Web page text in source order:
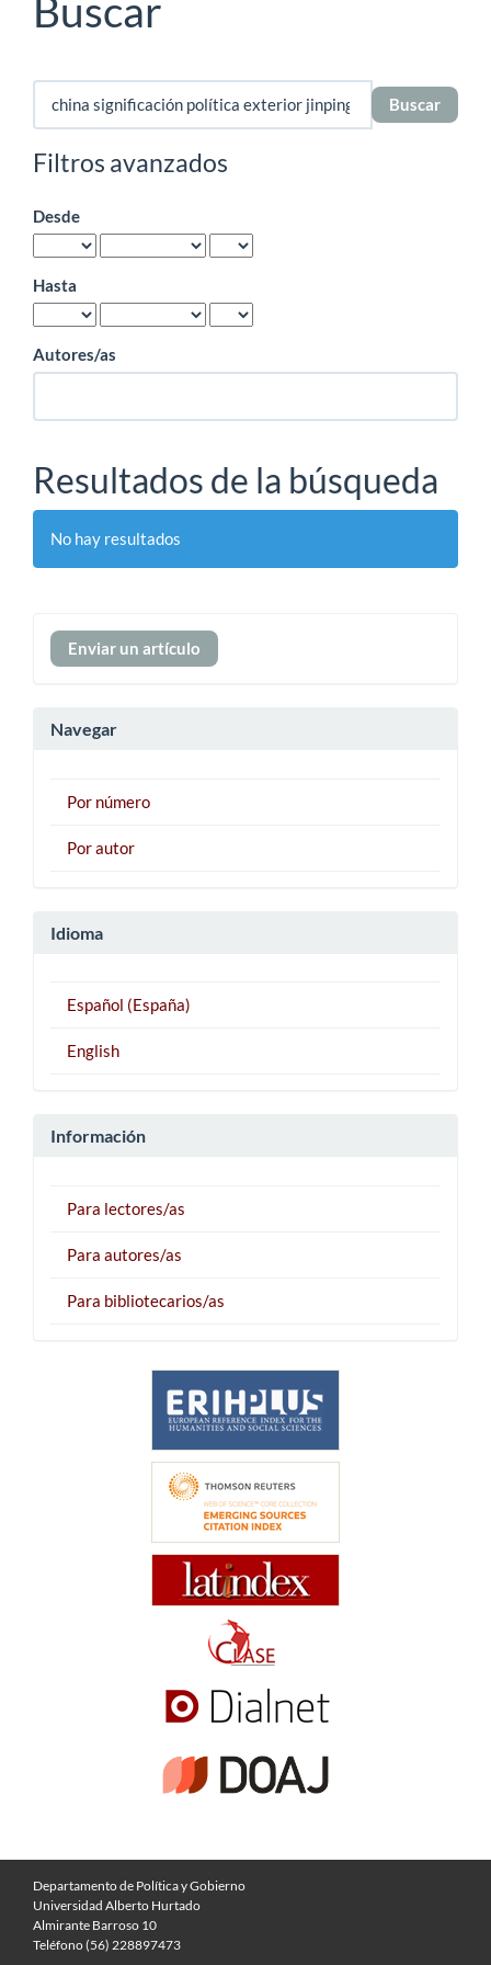
Buscar
Buscar
artículos
por
Filtros avanzados
Desde
Hasta
Autores/as
Resultados de la búsqueda
No hay resultados
Enviar
un
Enviar un artículo
Navegar
Por número
Por autor
Idioma
Español (España)
English
Información
Para lectores/as
Para autores/as
Para bibliotecarios/as
Departamento de Política y Gobierno
Universidad Alberto Hurtado
Almirante Barroso 10
Teléfono (56) 228897473